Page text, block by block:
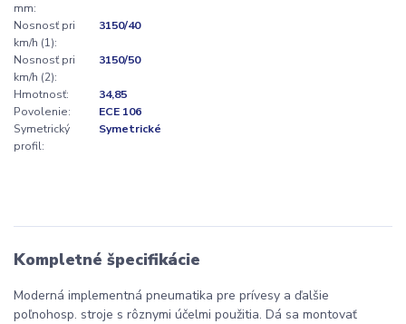
mm:
Nosnosť pri
km/h (1):
3150/40
Nosnosť pri
km/h (2):
3150/50
Hmotnosť:
34,85
Povolenie:
ECE 106
Symetrický
profil:
Symetrické
Kompletné špecifikácie
Moderná implementná pneumatika pre prívesy a ďalšie
poľnohosp. stroje s rôznymi účelmi použitia. Dá sa montovať